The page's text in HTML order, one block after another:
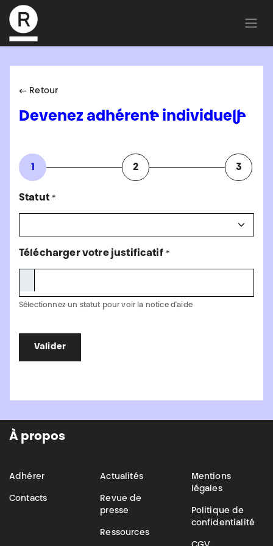
← Retour
Devenez adhérent·e individuel·le
1 2 3
Statut*
Télécharger votre justificatif*
Sélectionnez un statut pour voir la notice d'aide
Valider
À propos
Adhérer
Contacts
Actualités
Revue de
presse
Ressources
Mentions
légales
Politique de
confidentialité